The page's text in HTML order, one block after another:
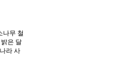
나무 철
은 달
라 사